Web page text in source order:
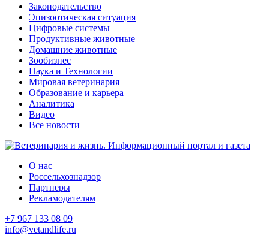
Законодательство
Эпизоотическая ситуация
Цифровые системы
Продуктивные животные
Домашние животные
Зообизнес
Наука и Технологии
Мировая ветеринария
Образование и карьера
Аналитика
Видео
Все новости
О нас
Россельхознадзор
Партнеры
Рекламодателям
+7 967 133 08 09
info@vetandlife.ru